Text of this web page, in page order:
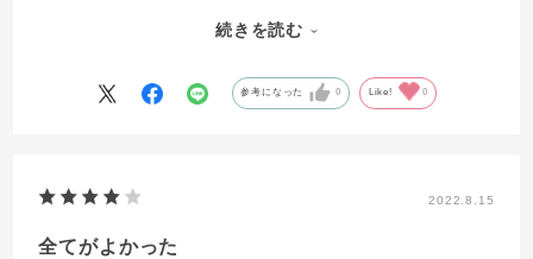
写した後、自分でシャッター回数確認した所、新品同様です。大
続きを読む
参考になった 0 Like! 0
2022.8.15
全てがよかった